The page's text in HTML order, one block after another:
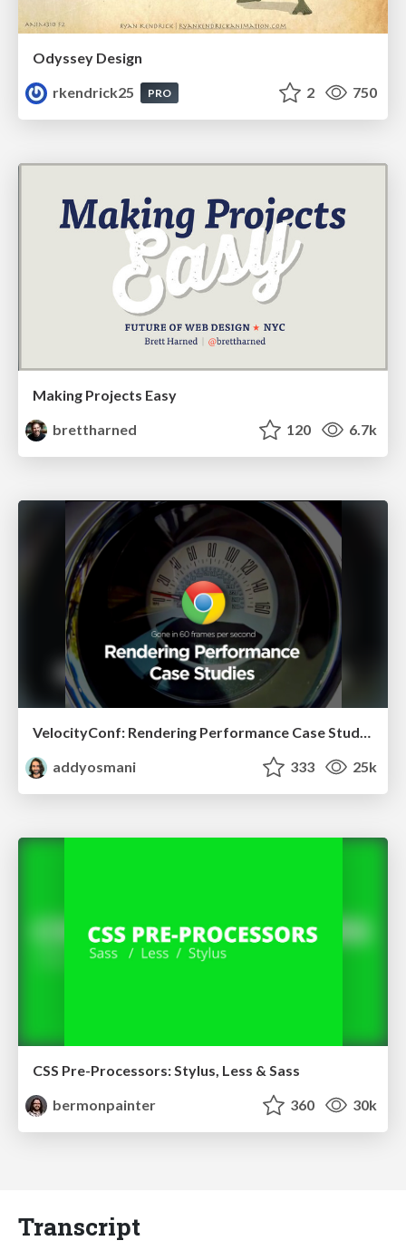
Odyssey Design
rkendrick25
PRO 2 750
Making Projects Easy
brettharned
120 6.7k
VelocityConf: Rendering Performance Case Studies
addyosmani
333 25k
CSS Pre-Processors: Stylus, Less & Sass
bermonpainter
360 30k
Transcript